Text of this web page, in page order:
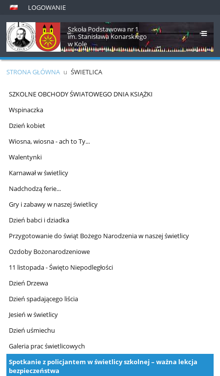
LOGOWANIE
Szkoła Podstawowa nr 1
im. Stanisława Konarskiego
w Kole
STRONA GŁÓWNA u ŚWIETLICA
Świetlica
SZKOLNE OBCHODY ŚWIATOWEGO DNIA KSIĄŻKI
Wspinaczka
Dzień kobiet
Wiosna, wiosna - ach to Ty...
Walentynki
Karnawał w świetlicy
Nadchodzą ferie...
Gry i zabawy w naszej świetlicy
Dzień babci i dziadka
Przygotowanie do świąt Bożego Narodzenia w naszej świetlicy
Ozdoby Bożonarodzeniowe
11 listopada - Święto Niepodległości
Dzień Drzewa
Dzień spadającego liścia
Jesień w świetlicy
Dzień uśmiechu
Galeria prac świetlicowych
Spotkanie z policjantem w świetlicy szkolnej – ważna lekcja
bezpieczeństwa